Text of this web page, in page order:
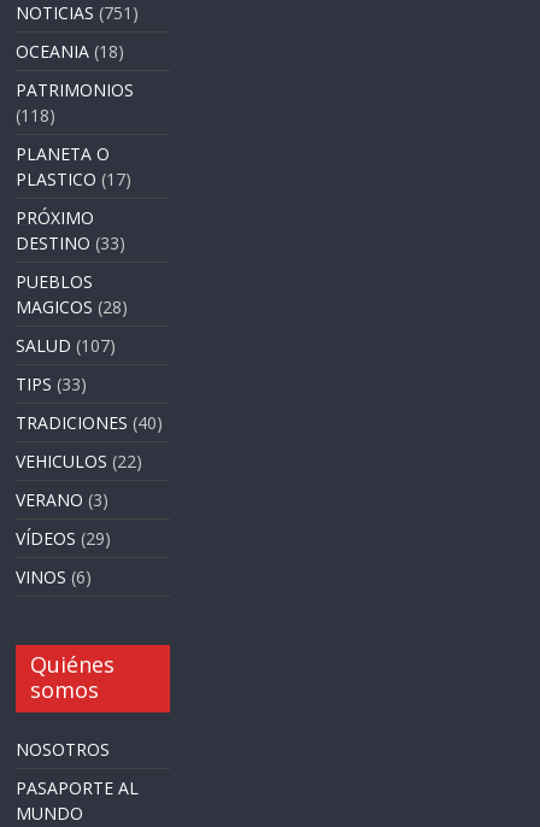
NOTICIAS (751)
OCEANIA (18)
PATRIMONIOS
(118)
PLANETA O
PLASTICO (17)
PRÓXIMO
DESTINO (33)
PUEBLOS
MAGICOS (28)
SALUD (107)
TIPS (33)
TRADICIONES (40)
VEHICULOS (22)
VERANO (3)
VÍDEOS (29)
VINOS (6)
Quiénes
somos
NOSOTROS
PASAPORTE AL
MUNDO